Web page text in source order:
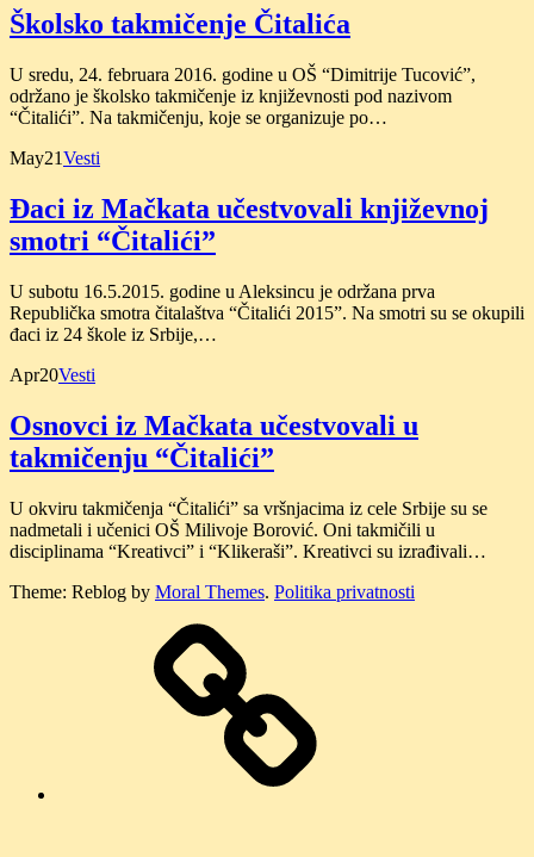
Školsko takmičenje Čitalića
U sredu, 24. februara 2016. godine u OŠ “Dimitrije Tucović”,
održano je školsko takmičenje iz književnosti pod nazivom
“Čitalići”. Na takmičenju, koje se organizuje po…
May21Vesti
Đaci iz Mačkata učestvovali književnoj
smotri “Čitalići”
U subotu 16.5.2015. godine u Aleksincu je održana prva
Republička smotra čitalaštva “Čitalići 2015”. Na smotri su se okupili
đaci iz 24 škole iz Srbije,…
Apr20Vesti
Osnovci iz Mačkata učestvovali u
takmičenju “Čitalići”
U okviru takmičenja “Čitalići” sa vršnjacima iz cele Srbije su se
nadmetali i učenici OŠ Milivoje Borović. Oni takmičili u
disciplinama “Kreativci” i “Klikeraši”. Kreativci su izrađivali…
Theme: Reblog by Moral Themes. Politika privatnosti